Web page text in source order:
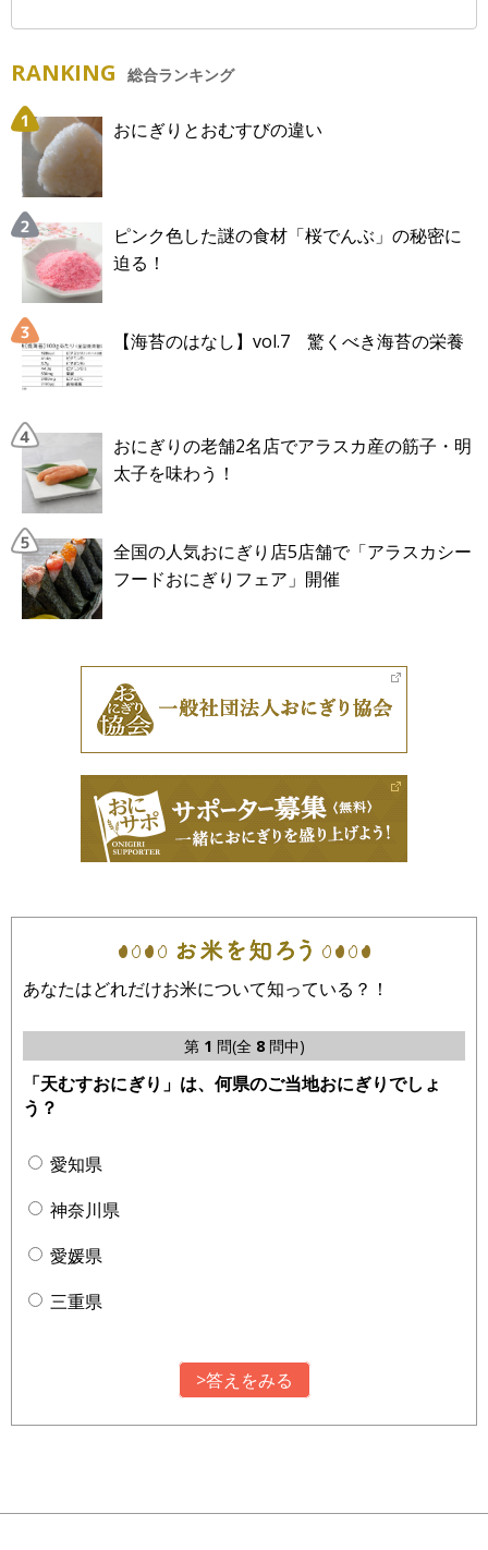
RANKING 総合ランキング
おにぎりとおむすびの違い
ピンク色した謎の食材「桜でんぶ」の秘密に
迫る！
【海苔のはなし】vol.7 驚くべき海苔の栄養
おにぎりの老舗2名店でアラスカ産の筋子・明
太子を味わう！
全国の人気おにぎり店5店舗で「アラスカシー
フードおにぎりフェア」開催
あなたはどれだけお米について知っている？！
第 1 問(全 8問中)
「天むすおにぎり」は、何県のご当地おにぎりでしょ
う？
愛知県
神奈川県
愛媛県
三重県
>答えをみる